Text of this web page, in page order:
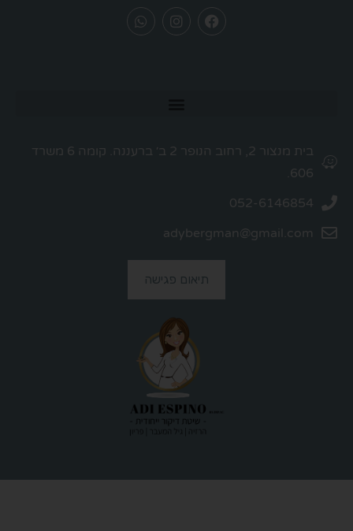
בית מנצור 2, רחוב הנופר 2 ב׳ ברעננה. קומה 6 משרד
606.
052-6146854
adybergman@gmail.com
תיאום פגישה